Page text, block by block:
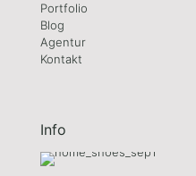
Portfolio
Blog
Agentur
Kontakt
Info